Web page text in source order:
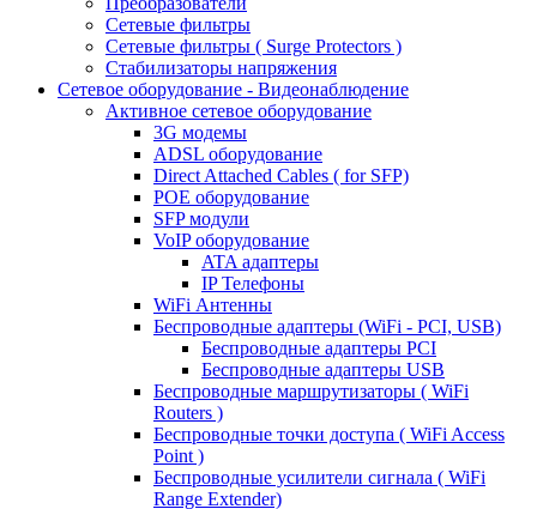
Сетевые фильтры
Сетевые фильтры ( Surge Protectors )
Стабилизаторы напряжения
Сетевое оборудование - Видеонаблюдение
Активное сетевое оборудование
3G модемы
ADSL оборудование
Direct Attached Cables ( for SFP)
POE оборудование
SFP модули
VoIP оборудование
ATA адаптеры
IP Телефоны
WiFi Антенны
Беспроводные адаптеры (WiFi - PCI, USB)
Беспроводные адаптеры PCI
Беспроводные адаптеры USB
Беспроводные маршрутизаторы ( WiFi
Routers )
Беспроводные точки доступа ( WiFi Access
Point )
Беспроводные усилители сигнала ( WiFi
Range Extender)